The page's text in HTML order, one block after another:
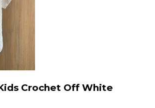
Crochet Off White